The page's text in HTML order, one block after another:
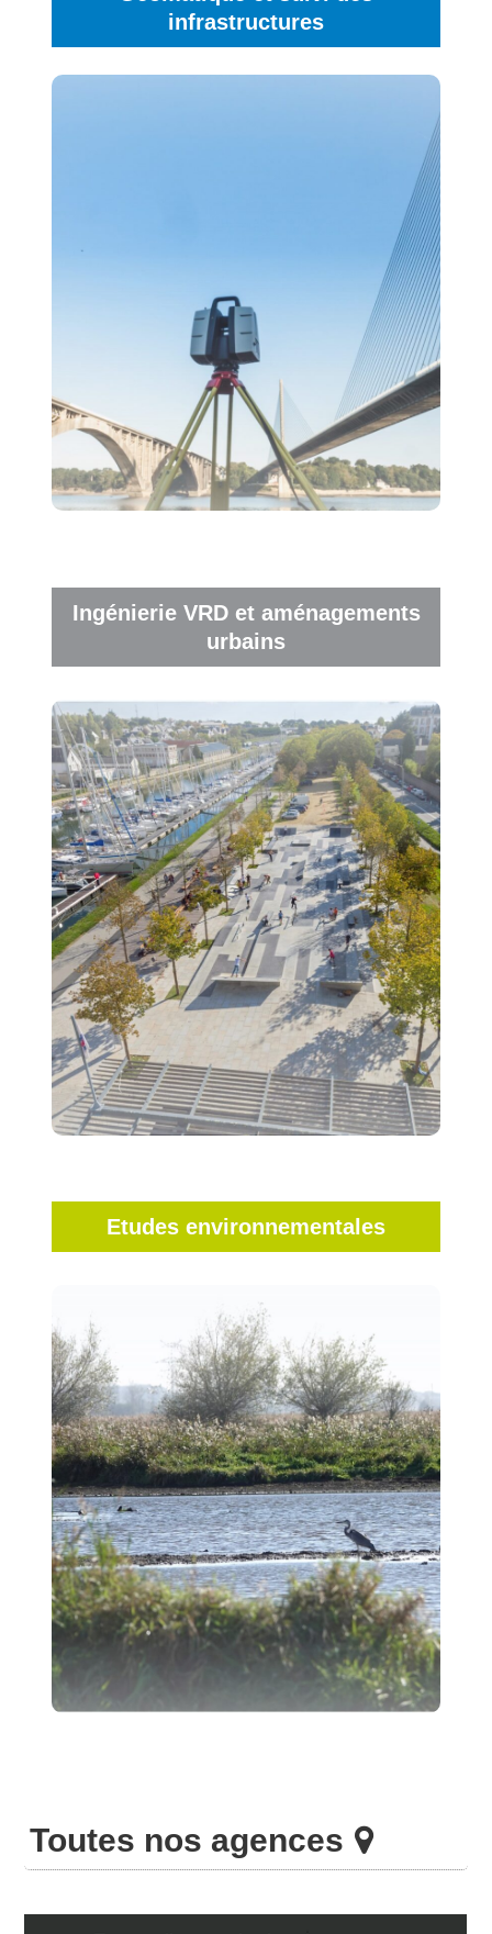
infrastructures
topographes
géospatiales
Détection réseaux et ouvrages enterrés, levé de
bâtiment, levé topographique et implantation,
plans de récolement et report de réseaux,
auscultation monitoring, modélisation 3D,
bathymétrie, photogrammétrie, drone, …
…
En savoir +
Ingénierie VRD et aménagements
urbains
Missions de conseils, d’assistance
ou de
maîtrise d’œuvre VRD
: voiries, programme
d’assainissement, aménagements urbains
(aménagement d’espaces publics, extérieurs de
bâtiment, zone d’habitat, zone d’activité…).
Nous intervenons auprès des acteurs privés et
publics afin de concevoir et assurer la bonne
réalisation de vos projets d’aménagements
durables.
…
.
En savoir +
Etudes environnementales
En amont d’un projet de construction et
d’aménagement, nous étudions l’
impact
environnemental
: analyse de sites et sols
pollués, étude hydraulique et hydrologique, étude
hydrogéologique, mesures de débit de cours
d’eau, impact de parcs éoliens, expertise
écologique, études réglementaires…
Nous vous aidons à intégrer une
démarche
environnementale dans votre projet.
…
Retrouvez toutes ces méthodes en
détails par ici
Toutes nos agences